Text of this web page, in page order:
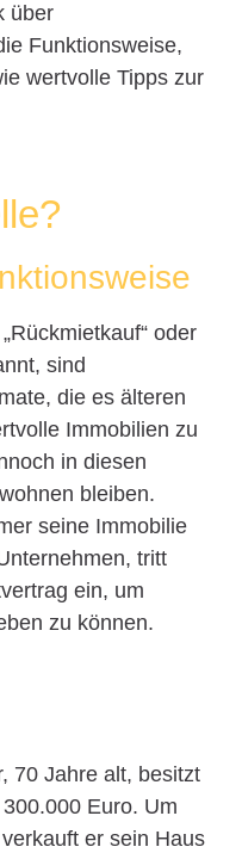
über
Funktionsweise,
wertvolle Tipps zur
oder
sind
die es älteren
Immobilien zu
in diesen
bleiben.
seine Immobilie
tritt
ein, um
zu können.
70 Jahre alt, besitzt
Euro. Um
er sein Haus